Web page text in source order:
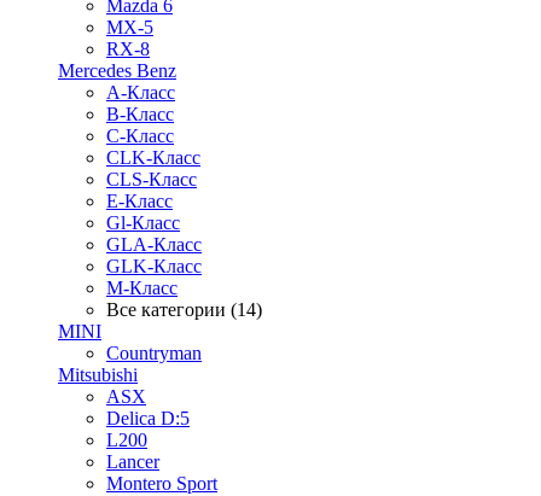
Mazda 6
MX-5
RX-8
Mercedes Benz
A-Класс
B-Класс
C-Класс
CLK-Класс
CLS-Класс
E-Класс
Gl-Класс
GLA-Класс
GLK-Класс
M-Класс
Все категории (14)
MINI
Countryman
Mitsubishi
ASX
Delica D:5
L200
Lancer
Montero Sport